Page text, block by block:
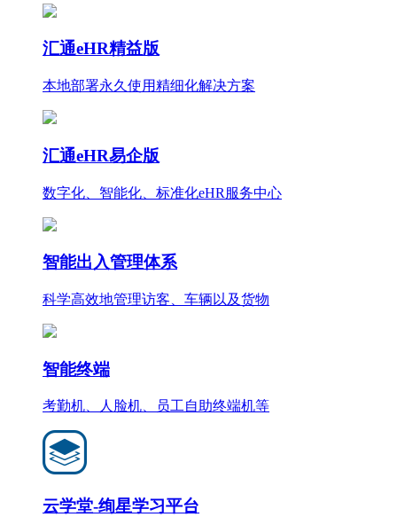
汇通eHR精益版
本地部署永久使用精细化解决方案
汇通eHR易企版
数字化、智能化、标准化eHR服务中心
智能出入管理体系
科学高效地管理访客、车辆以及货物
智能终端
考勤机、人脸机、员工自助终端机等
云学堂-绚星学习平台